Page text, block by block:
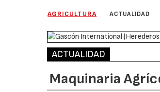
AGRICULTURA ACTUALIDAD
ACTUALIDAD
Maquinaria